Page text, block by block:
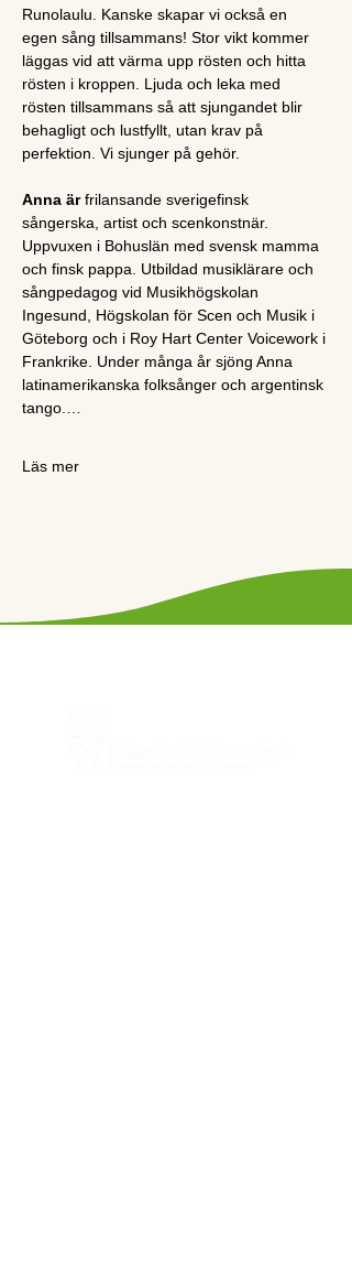
Runolaulu. Kanske skapar vi också en
egen sång tillsammans! Stor vikt kommer
läggas vid att värma upp rösten och hitta
rösten i kroppen. Ljuda och leka med
rösten tillsammans så att sjungandet blir
behagligt och lustfyllt, utan krav på
perfektion. Vi sjunger på gehör.
Anna är frilansande sverigefinsk
sångerska, artist och scenkonstnär.
Uppvuxen i Bohuslän med svensk mamma
och finsk pappa. Utbildad musiklärare och
sångpedagog vid Musikhögskolan
Ingesund, Högskolan för Scen och Musik i
Göteborg och i Roy Hart Center Voicework i
Frankrike. Under många år sjöng Anna
latinamerikanska folksånger och argentinsk
tango.…
Läs mer